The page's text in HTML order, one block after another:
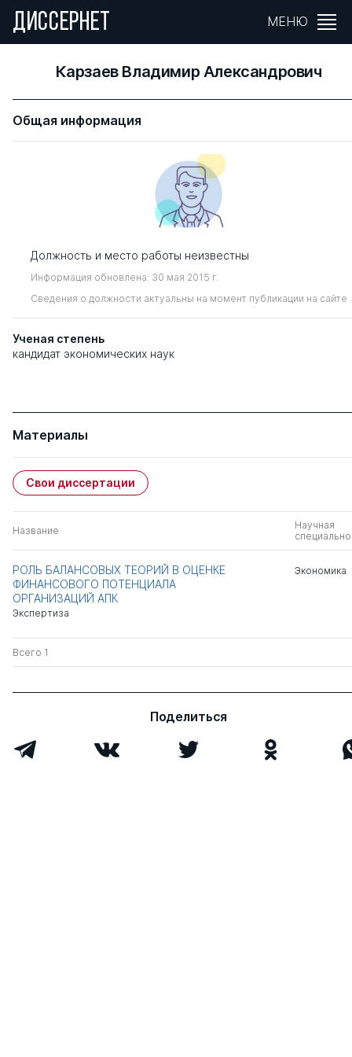
ДИССЕРНЕТ МЕНЮ
Карзаев Владимир Александрович
Общая информация
Должность и место работы неизвестны
Информация обновлена: 30 мая 2015 г.
Сведения о должности актуальны на момент публикации на сайте
Ученая степень
кандидат экономических наук
Материалы
Свои диссертации
Название
Научная
РОЛЬ БАЛАНСОВЫХ ТЕОРИЙ В ОЦЕНКЕ
ФИНАНСОВОГО ПОТЕНЦИАЛА
ОРГАНИЗАЦИЙ АПК
Экспертиза
Экономика
Всего 1
Поделиться